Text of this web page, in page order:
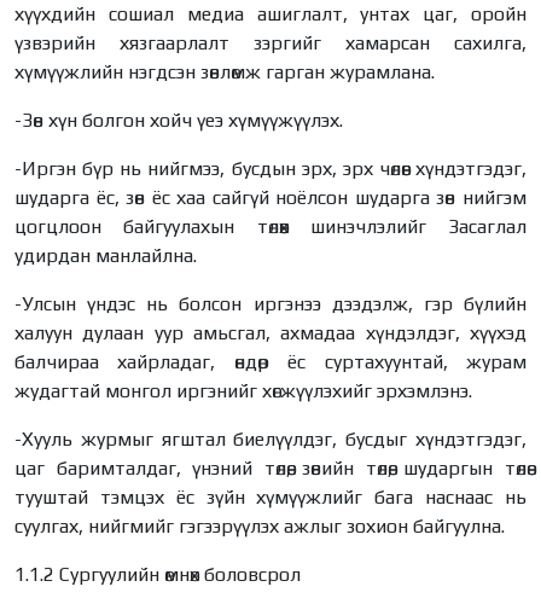
хүүхдийн сошиал медиа ашиглалт, унтах цаг, оройн
үзвэрийн хязгаарлалт зэргийг хамарсан сахилга,
хүмүүжлийн нэгдсэн зөвлөмж гарган журамлана.
-Зөв хүн болгон хойч үеэ хүмүүжүүлэх.
-Иргэн бүр нь нийгмээ, бусдын эрх, эрх чөлөөг хүндэтгэдэг,
шударга ёс, зөв ёс хаа сайгүй ноёлсон шударга зөв нийгэм
цогцлоон байгуулахын төлөөх шинэчлэлийг Засаглал
удирдан манлайлна.
-Улсын үндэс нь болсон иргэнээ дээдэлж, гэр бүлийн
халуун дулаан уур амьсгал, ахмадаа хүндэлдэг, хүүхэд
балчираа хайрладаг, өндөр ёс суртахуунтай, журам
жудагтай монгол иргэнийг хөгжүүлэхийг эрхэмлэнэ.
-Хууль журмыг ягштал биелүүлдэг, бусдыг хүндэтгэдэг,
цаг баримталдаг, үнэний төлөө, зөвийн төлөө, шударгын төлөө
тууштай тэмцэх ёс зүйн хүмүүжлийг бага наснаас нь
суулгах, нийгмийг гэгээрүүлэх ажлыг зохион байгуулна.
1.1.2 Сургуулийн өмнөх боловсрол